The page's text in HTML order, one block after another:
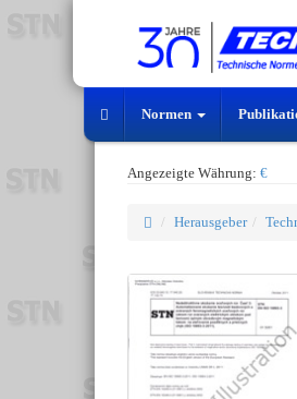
Normen
Angezeigte Währung: €
Herausgeber